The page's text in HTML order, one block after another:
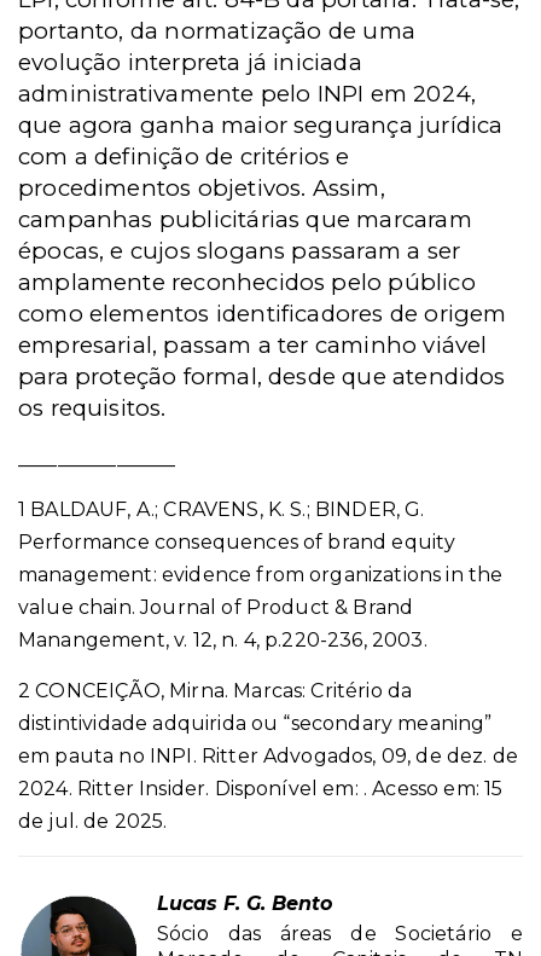
portanto, da normatização de uma
evolução interpreta já iniciada
administrativamente pelo INPI em 2024,
que agora ganha maior segurança jurídica
com a definição de critérios e
procedimentos objetivos. Assim,
campanhas publicitárias que marcaram
épocas, e cujos slogans passaram a ser
amplamente reconhecidos pelo público
como elementos identificadores de origem
empresarial, passam a ter caminho viável
para proteção formal, desde que atendidos
os requisitos.
1 BALDAUF, A.; CRAVENS, K. S.; BINDER, G.
Performance consequences of brand equity
management: evidence from organizations in the
value chain. Journal of Product & Brand
Manangement, v. 12, n. 4, p.220-236, 2003.
2 CONCEIÇÃO, Mirna. Marcas: Critério da
distintividade adquirida ou “secondary meaning”
em pauta no INPI. Ritter Advogados, 09, de dez. de
2024. Ritter Insider. Disponível em: . Acesso em: 15
de jul. de 2025.
Lucas F. G. Bento
Sócio das áreas de Societário e